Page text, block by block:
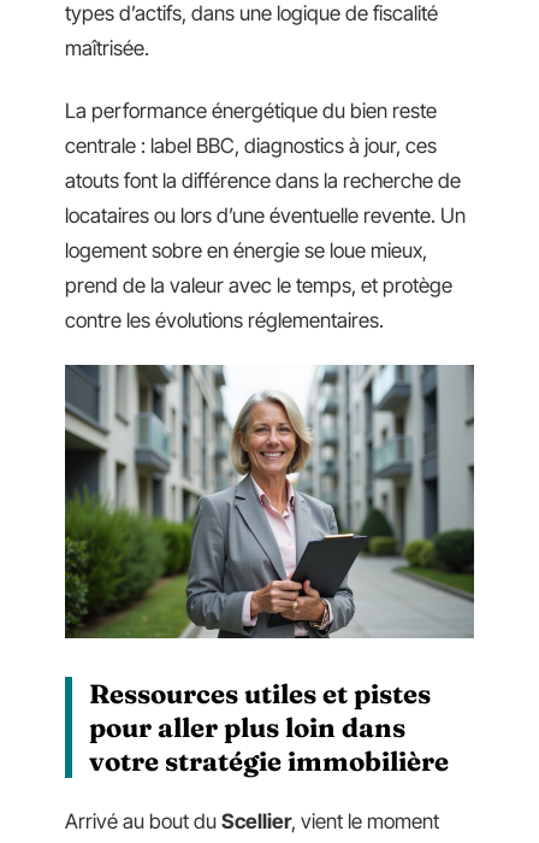
types d’actifs, dans une logique de fiscalité
maîtrisée.
La performance énergétique du bien reste
centrale : label BBC, diagnostics à jour, ces
atouts font la différence dans la recherche de
locataires ou lors d’une éventuelle revente. Un
logement sobre en énergie se loue mieux,
prend de la valeur avec le temps, et protège
contre les évolutions réglementaires.
Ressources utiles et pistes
pour aller plus loin dans
votre stratégie immobilière
Arrivé au bout du Scellier, vient le moment